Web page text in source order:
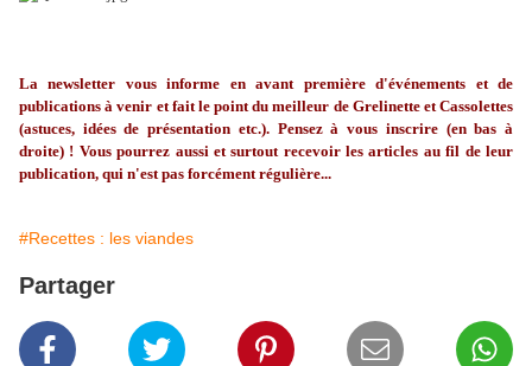
La newsletter vous informe en avant première d'événements et de
publications à venir et fait le point du meilleur de Grelinette et Cassolettes
(astuces, idées de présentation etc.). Pensez à vous inscrire (en bas à
droite) ! Vous pourrez aussi et surtout recevoir les articles au fil de leur
publication, qui n'est pas forcément régulière...
#Recettes : les viandes
Partager